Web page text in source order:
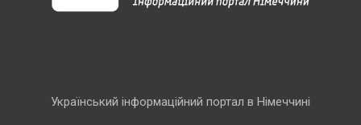
Український інформаційний портал в Німеччині